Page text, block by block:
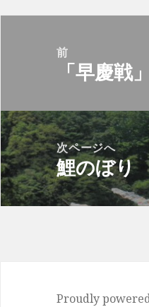
ゲ
ー
シ
ョ
ン
前
前
投
稿:
「早慶戦」
次ページへ
次
の
投
鯉のぼり
Proudly